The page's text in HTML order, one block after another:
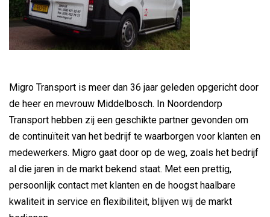
Migro Transport is meer dan 36 jaar geleden opgericht door
de heer en mevrouw Middelbosch. In Noordendorp
Transport hebben zij een geschikte partner gevonden om
de continuïteit van het bedrijf te waarborgen voor klanten en
medewerkers. Migro gaat door op de weg, zoals het bedrijf
al die jaren in de markt bekend staat. Met een prettig,
persoonlijk contact met klanten en de hoogst haalbare
kwaliteit in service en flexibiliteit, blijven wij de markt